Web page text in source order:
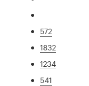
572
1832
1234
541